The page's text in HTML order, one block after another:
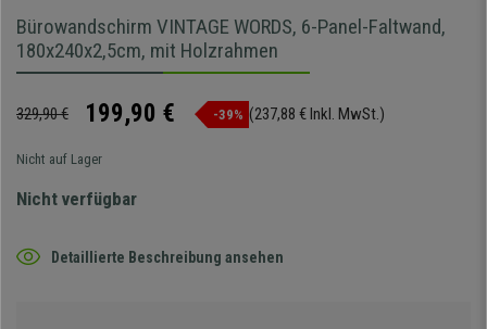
Bürowandschirm VINTAGE WORDS, 6-Panel-Faltwand,
180x240x2,5cm, mit Holzrahmen
329,90 € 199,90 € -39% (237,88 € Inkl. MwSt.)
Nicht auf Lager
Nicht verfügbar
Detaillierte Beschreibung ansehen